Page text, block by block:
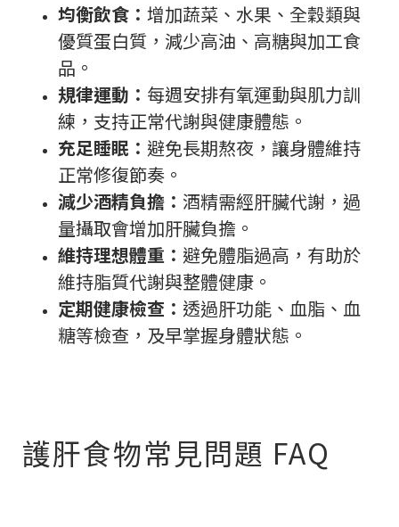
均衡飲食： 增加蔬菜、水果、全穀類與
優質蛋白質，減少高油、高糖與加工食
品。
規律運動： 每週安排有氧運動與肌力訓
練，支持正常代謝與健康體態。
充足睡眠： 避免長期熬夜，讓身體維持
正常修復節奏。
減少酒精負擔： 酒精需經肝臟代謝，過
量攝取會增加肝臟負擔。
維持理想體重： 避免體脂過高，有助於
維持脂質代謝與整體健康。
定期健康檢查： 透過肝功能、血脂、血
糖等檢查，及早掌握身體狀態。
護肝食物常見問題 FAQ